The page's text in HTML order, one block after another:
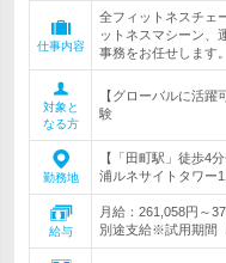
仕事内容
全フィットネスチェ
ットネスマシーン、
事務をお任せします。
対象と
なる方
【グローバルに活
験
勤務地
【「田町駅」徒歩4
浦ルネサイトタワー
給与
月給：261,058円
別途支給※試用期間